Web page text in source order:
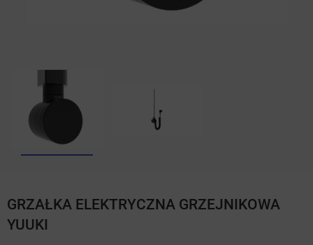
GRZAŁKA ELEKTRYCZNA GRZEJNIKOWA
YUUKI